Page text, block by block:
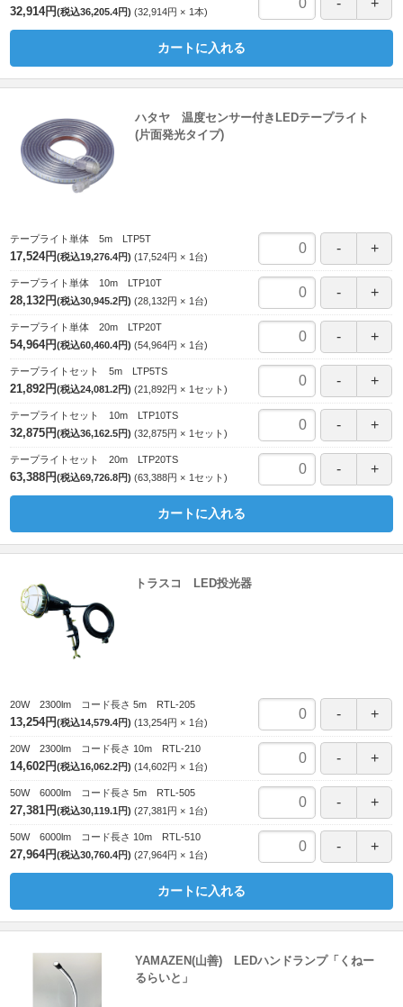
32,914円(税込36,205.4円) 32,914円 1本
カートに入れる
ハタヤ 温度センサー付きLEDテープライト
(片面発光タイプ)
テープライト単体 5m LTP5T
17,524円(税込19,276.4円) 17,524円 1 台
テープライト単体 10m LTP10T
28,132円(税込30,945.2円) 28,132円 1 台
テープライト単体 20m LTP20T
54,964円(税込60,460.4円) 54,964円 1 台
テープライトセット 5m LTP5TS
21,892円(税込24,081.2円) 21,892円 1セット
テープライトセット 10m LTP10TS
32,875円(税込36,162.5円) 32,875円 1セット
テープライトセット 20m LTP20TS
63,388円(税込69,726.8円) 63,388円 1セット
カートに入れる
トラスコ LED投光器
20W 2300lm コード長さ 5m RTL-205
13,254円(税込14,579.4円) 13,254円 1 台
20W 2300lm コード長さ 10m RTL-210
14,602円(税込16,062.2円) 14,602円 1 台
50W 6000lm コード長さ 5m RTL-505
27,381円(税込30,119.1円) 27,381円 1 台
50W 6000lm コード長さ 10m RTL-510
27,964円(税込30,760.4円) 27,964円 1 台
カートに入れる
YAMAZEN(山善) LEDハンドランプ「くねー
るらいと」